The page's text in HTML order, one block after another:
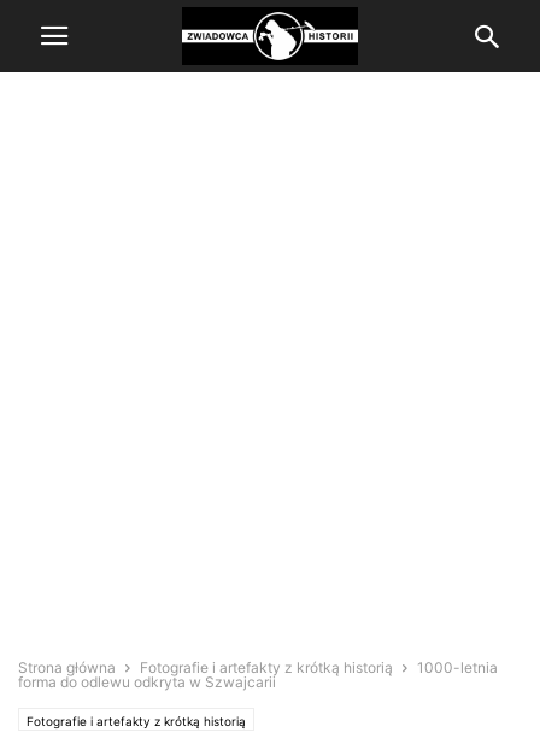
Strona główna Fotografie i artefakty z krótką historią
1000-letnia
forma do odlewu odkryta w Szwajcarii
Fotografie i artefakty z krótką historią